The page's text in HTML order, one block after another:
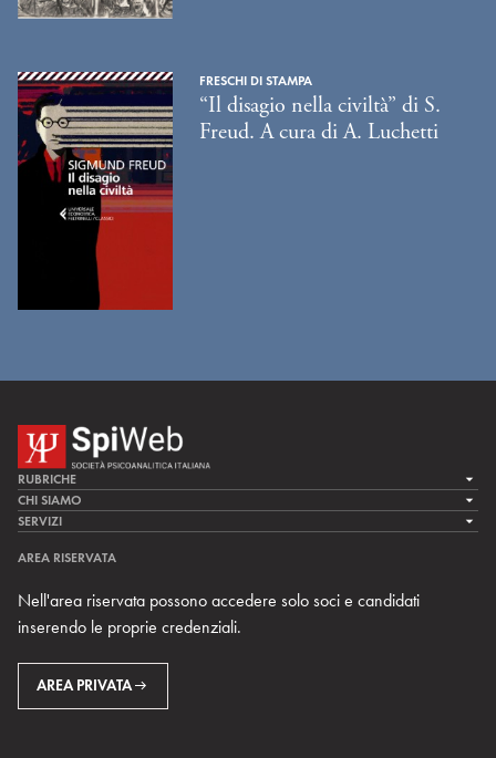
FRESCHI DI STAMPA
“Il disagio nella civiltà” di S.
Freud. A cura di A. Luchetti
RUBRICHE
LA CURA
LA RICERCA
MULTIMEDIA
CHI SIAMO
LA SPI
TEAM DI SPIWEB
CONTATTI
RIVISTE
SERVIZI
ARCHIVIO STORICO
AREA RISERVATA
Nell'area riservata possono accedere solo soci e candidati
inserendo le proprie credenziali.
AREA PRIVATA